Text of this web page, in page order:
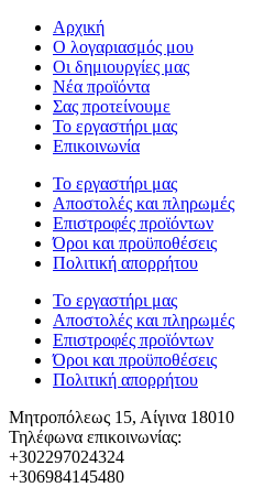
Αρχική
Ο λογαριασμός μου
Οι δημιουργίες μας
Νέα προϊόντα
Σας προτείνουμε
Το εργαστήρι μας
Επικοινωνία
Το εργαστήρι μας
Αποστολές και πληρωμές
Επιστροφές προϊόντων
Όροι και προϋποθέσεις
Πολιτική απορρήτου
Το εργαστήρι μας
Αποστολές και πληρωμές
Επιστροφές προϊόντων
Όροι και προϋποθέσεις
Πολιτική απορρήτου
Μητροπόλεως 15, Αίγινα 18010
Τηλέφωνα επικοινωνίας:
+302297024324
+306984145480